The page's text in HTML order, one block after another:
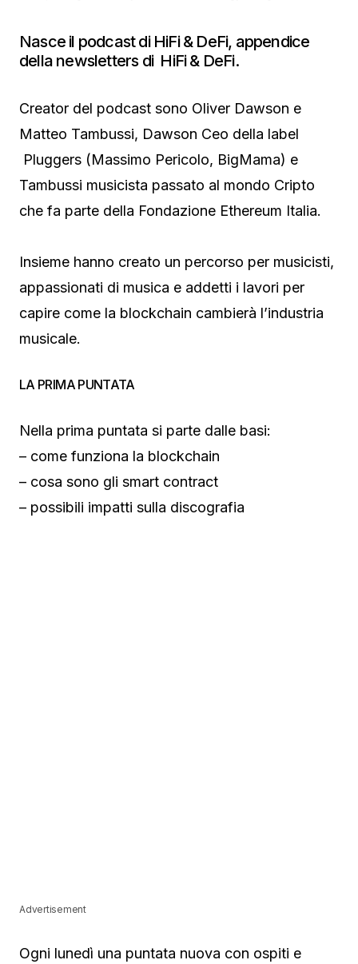
Nasce il podcast di HiFi & DeFi, appendice
della newsletters di HiFi & DeFi.
Creator del podcast sono Oliver Dawson e
Matteo Tambussi, Dawson Ceo della label
Pluggers (Massimo Pericolo, BigMama) e
Tambussi musicista passato al mondo Cripto
che fa parte della Fondazione Ethereum Italia.
Insieme hanno creato un percorso per musicisti,
appassionati di musica e addetti i lavori per
capire come la blockchain cambierà l’industria
musicale.
LA PRIMA PUNTATA
Nella prima puntata si parte dalle basi:
– come funziona la blockchain
– cosa sono gli smart contract
– possibili impatti sulla discografia
Advertisement
Ogni lunedì una puntata nuova con ospiti e